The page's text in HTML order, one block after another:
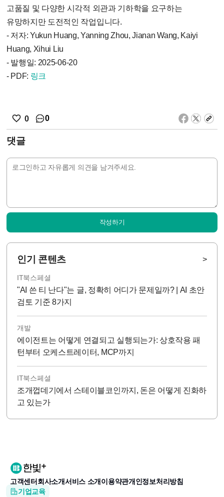
고품질 및 다양한 시각적 외관과 기하학을 요구하는
유망하지만 도전적인 작업입니다.
- 저자: Yukun Huang, Yanning Zhou, Jianan Wang, Kaiyi
Huang, Xihui Liu
- 발행일: 2025-06-20
- PDF: 링크
0 0
댓글
작성하기
인기 콘텐츠 >
IT북스페셜
"AI 쓴 티 난다"는 글, 정확히 어디가 문제일까? | AI 초안
검토 기준 8가지
개발
에이전트는 어떻게 연결되고 실행되는가: 상호작용 패
턴부터 오케스트레이터, MCP까지
IT북스페셜
조개껍데기에서 스테이블코인까지, 돈은 어떻게 진화하
고 있는가
고객센터 회사소개서비스 소개 이용약관개인정보처리방침
기업교육